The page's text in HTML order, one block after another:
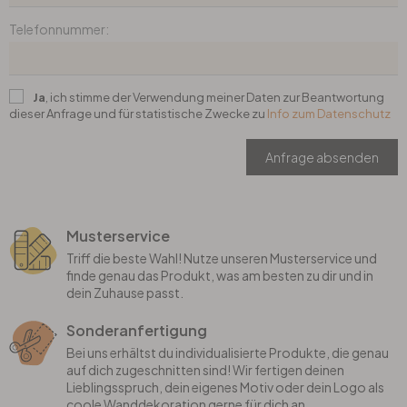
Bad
Telefonnummer:
Ja , ich stimme der Verwendung meiner Daten zur Beantwortung
dieser Anfrage und für statistische Zwecke zu Info zum Datenschutz
Anfrage absenden
Musterservice
Triff die beste Wahl! Nutze unseren Musterservice und
finde genau das Produkt, was am besten zu dir und in
dein Zuhause passt.
Sonderanfertigung
Bei uns erhältst du individualisierte Produkte, die genau
auf dich zugeschnitten sind! Wir fertigen deinen
Lieblingsspruch, dein eigenes Motiv oder dein Logo als